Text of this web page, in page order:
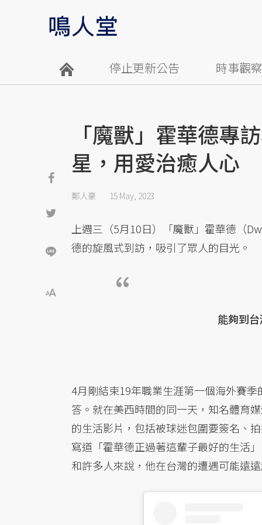
停止更新公告 時事觀察
「魔獸」霍華德專
星，用愛治癒人心
鄭人豪 15 May, 2023
上週三（5月10日）「魔獸」霍華德（
德的旋風式到訪，吸引了眾人的目光。
能夠到
4月剛結束19年職業生涯第一個海外賽
答。就在美西時間的同一天，知名體育
的生活影片，包括被球迷包圍要簽名、
寫道「霍華德正過著這輩子最好的生活
和許多人來說，他在台灣的遭遇可能遠